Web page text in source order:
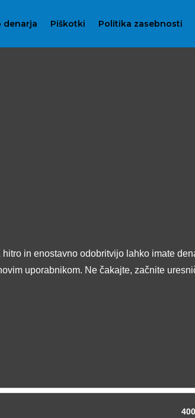
denarja Piškotki Politika zasebnosti
in enostavno odobritvijo lahko imate
uporabnikom. Ne čakajte, začnite